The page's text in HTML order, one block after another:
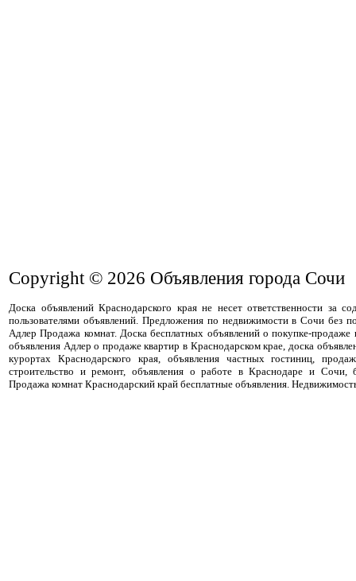
Copyright © 2026 Объявления города Сочи
Доска объявлений Краснодарского края не несет ответственности за
пользователями объявлений. Предложения по недвижимости в Сочи без
Адлер Продажа комнат. Доска бесплатных объявлений о покупке-продаже
объявления Адлер о продаже квартир в Краснодарском крае, доска
курортах Краснодарского края, объявления частных гостиниц,
строительство и ремонт, объявления о работе в Краснодаре и Сочи,
Продажа комнат Краснодарский край бесплатные объявления.